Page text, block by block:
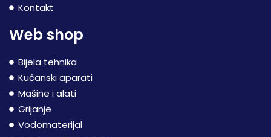
Kontakt
Web shop
Bijela tehnika
Kućanski aparati
Mašine i alati
Grijanje
Vodomaterijal